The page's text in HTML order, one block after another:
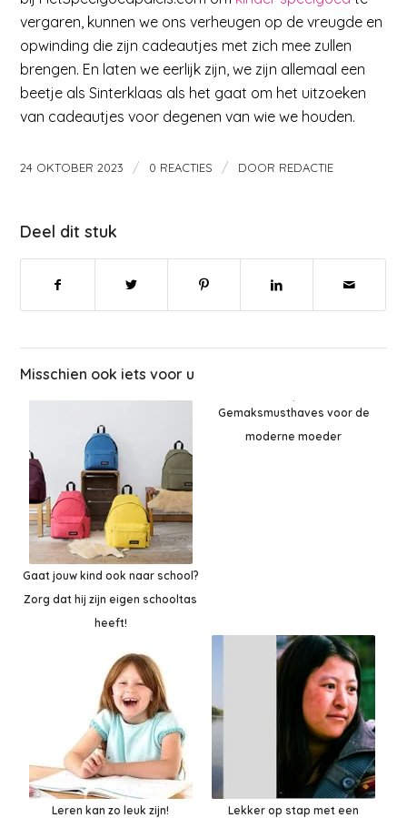
vergaren, kunnen we ons verheugen op de vreugde en
opwinding die zijn cadeautjes met zich mee zullen
brengen. En laten we eerlijk zijn, we zijn allemaal een
beetje als Sinterklaas als het gaat om het uitzoeken
van cadeautjes voor degenen van wie we houden.
24 OKTOBER 2023 / 0 REACTIES / DOOR REDACTIE
Deel dit stuk
Misschien ook iets voor u
Gaat jouw kind ook naar school?
Zorg dat hij zijn eigen schooltas
heeft!
Gemaksmusthaves voor de
moderne moeder
Leren kan zo leuk zijn! Lekker op stap met een